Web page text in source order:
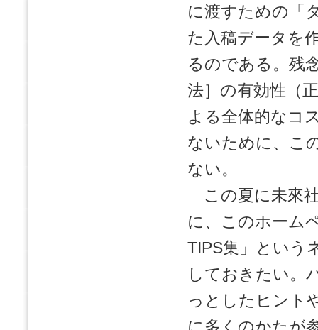
に渡すための「
た入稿データを
るのである。残
法］の有効性（
よる全体的なコ
ないために、こ
ない。
この夏に未來
に、このホーム
TIPS集」という
しておきたい。
っとしたヒント